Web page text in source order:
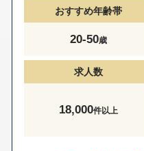
おすすめ年齢帯
20-50歳
求人数
18,000件以上